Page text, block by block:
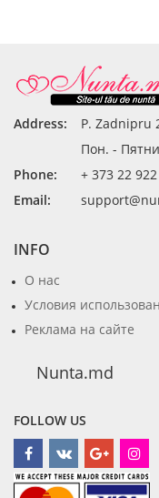
Address:
P. Zadnipru
Пон. -
Phone:
+ 373 22
Email:
INFO
О нас
Условия
Реклама на сайте
Nunta.md
FOLLOW US